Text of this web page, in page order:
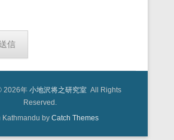
2026年 小地沢将之研究室 All Rights
Reserved.
Kathmandu by Catch Themes